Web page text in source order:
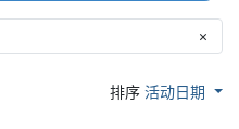
×
排序活动日期